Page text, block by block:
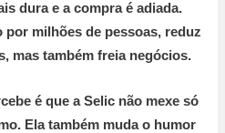
dura e a compra é adiada.
por milhões de pessoas, reduz
mas também freia negócios.
é que a Selic não mexe só
Ela também muda o humor